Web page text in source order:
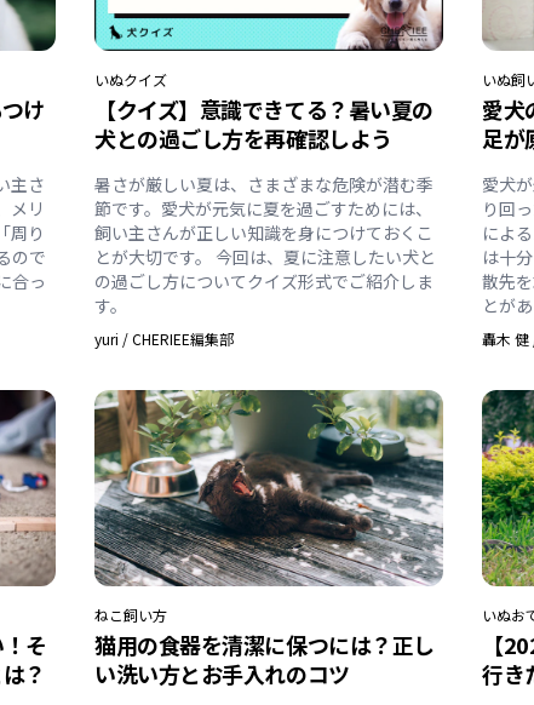
け
主さ
メリ
周り
ので
合っ
いぬクイズ
【クイズ】意識できてる？暑い夏の
犬との過ごし方を再確認しよう
暑さが厳しい夏は、さまざまな危険が潜む季
節です。愛犬が元気に夏を過ごすためには、
飼い主さんが正しい知識を身につけておくこ
とが大切です。 今回は、夏に注意したい犬と
の過ごし方についてクイズ形式でご紹介しま
す。
yuri /CHERIEE編集部
いぬ飼
愛犬
足が
愛犬
り回
によ
は十
散先
とが
轟木 健
そ
？
ねこ飼い方
猫用の食器を清潔に保つには？正し
い洗い方とお手入れのコツ
いぬお
【
行き